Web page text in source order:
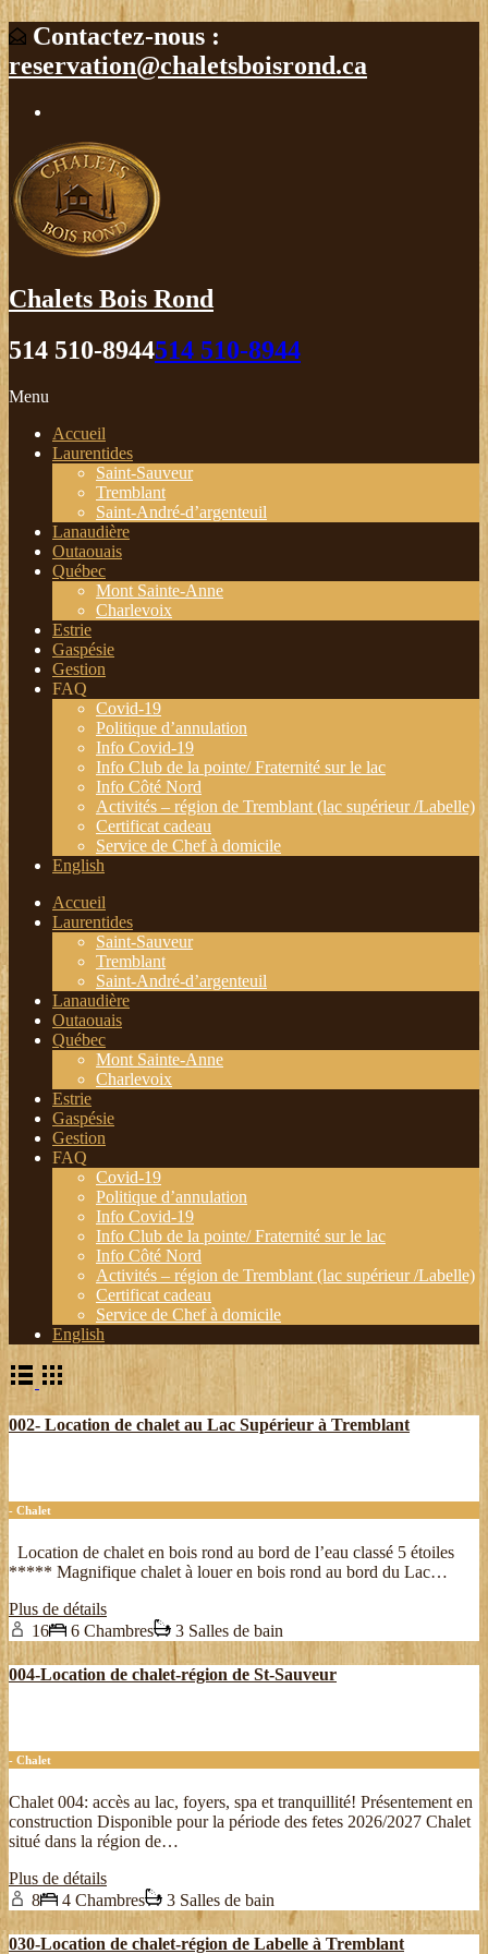
Contactez-nous :
reservation@chaletsboisrond.ca
Chalets Bois Rond
514 510-8944514 510-8944
Menu
Accueil
Laurentides
Saint-Sauveur
Tremblant
Saint-André-d’argenteuil
Lanaudière
Outaouais
Québec
Mont Sainte-Anne
Charlevoix
Estrie
Gaspésie
Gestion
FAQ
Covid-19
Politique d’annulation
Info Covid-19
Info Club de la pointe/ Fraternité sur le lac
Info Côté Nord
Activités – région de Tremblant (lac supérieur /Labelle)
Certificat cadeau
Service de Chef à domicile
English
Accueil
Laurentides
Saint-Sauveur
Tremblant
Saint-André-d’argenteuil
Lanaudière
Outaouais
Québec
Mont Sainte-Anne
Charlevoix
Estrie
Gaspésie
Gestion
FAQ
Covid-19
Politique d’annulation
Info Covid-19
Info Club de la pointe/ Fraternité sur le lac
Info Côté Nord
Activités – région de Tremblant (lac supérieur /Labelle)
Certificat cadeau
Service de Chef à domicile
English
002- Location de chalet au Lac Supérieur à Tremblant
- Chalet
Location de chalet en bois rond au bord de l’eau classé 5 étoiles
***** Magnifique chalet à louer en bois rond au bord du Lac…
Plus de détails
16
6 Chambres 3 Salles de bain
004-Location de chalet-région de St-Sauveur
- Chalet
Chalet 004: accès au lac, foyers, spa et tranquillité! Présentement en
construction Disponible pour la période des fetes 2026/2027 Chalet
situé dans la région de…
Plus de détails
8
4 Chambres 3 Salles de bain
030-Location de chalet-région de Labelle à Tremblant